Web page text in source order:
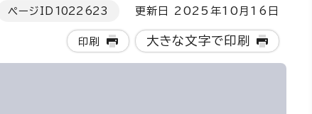
ページID 1022623 更新日 2025年10月16日
印刷 大きな文字で印刷